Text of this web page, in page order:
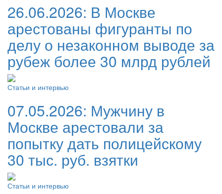
26.06.2026: В Москве
арестованы фигуранты по
делу о незаконном выводе за
рубеж более 30 млрд рублей
Статьи и интервью
07.05.2026: Мужчину в
Москве арестовали за
попытку дать полицейскому
30 тыс. руб. взятки
Статьи и интервью